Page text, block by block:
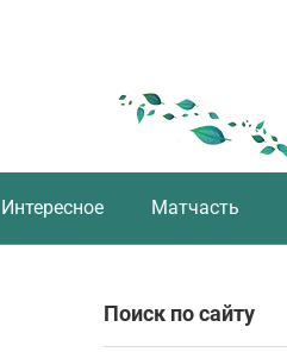
Интересное Матчасть
Поиск по сайту